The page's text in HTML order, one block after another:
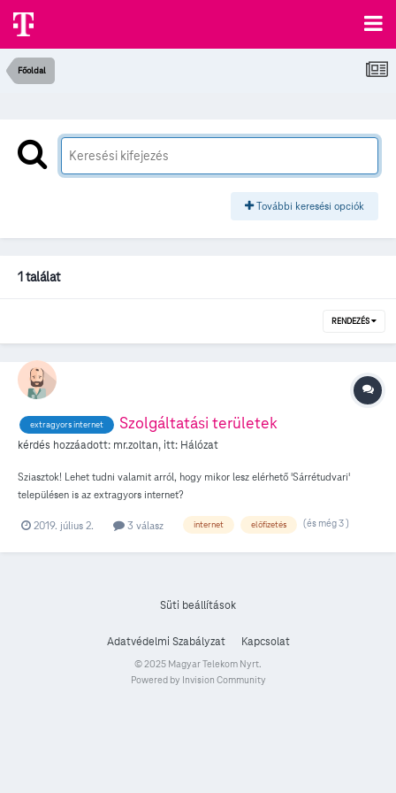
Főoldal
További keresési opciók
1 találat
RENDEZÉS
extragyors internet Szolgáltatási területek
kérdés hozzáadott: mr.zoltan, itt: Hálózat
Sziasztok! Lehet tudni valamit arról, hogy mikor lesz elérhető 'Sárrétudvari'
településen is az extragyors internet?
2019. július 2. 3 válasz internet előfizetés (és még 3 )
Süti beállítások
Adatvédelmi Szabályzat Kapcsolat
© 2025 Magyar Telekom Nyrt.
Powered by Invision Community